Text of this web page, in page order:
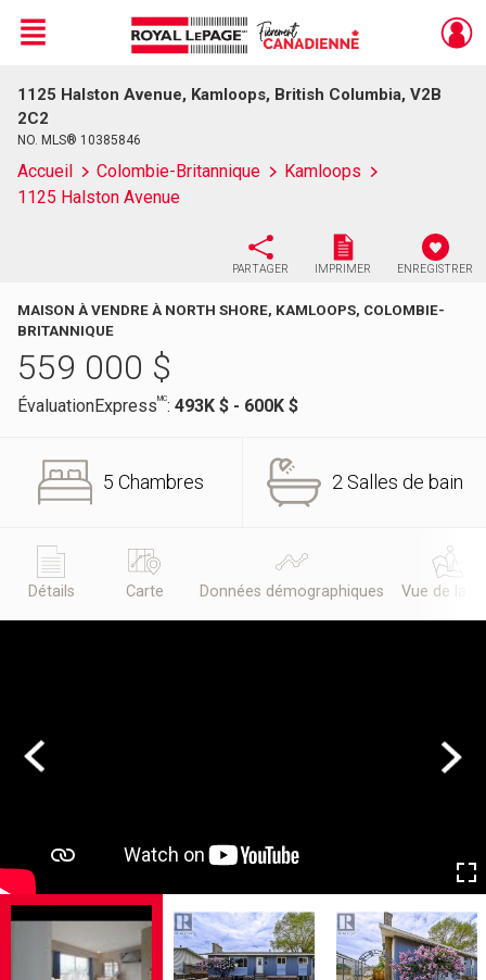
Live
En Direct
Menu
1125 Halston Avenue, Kamloops, British Columbia, V2B
2C2
NO. MLS® 10385846
Accueil Colombie-Britannique
Kamloops
1125 Halston Avenue
PARTAGER IMPRIMER ENREGISTRER
MAISON À VENDRE À NORTH SHORE, KAMLOOPS, COLOMBIE-
BRITANNIQUE
559 000 $
ÉvaluationExpressMC: 493K $ - 600K $
5 Chambres 2 Salles de bain
Détails Carte Données démographiques Vue de la
Previous Next